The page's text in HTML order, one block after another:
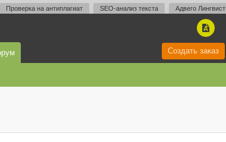
Проверка на антиплагиат SEO-анализ текста Адвего Лингвист
A
Создать заказ